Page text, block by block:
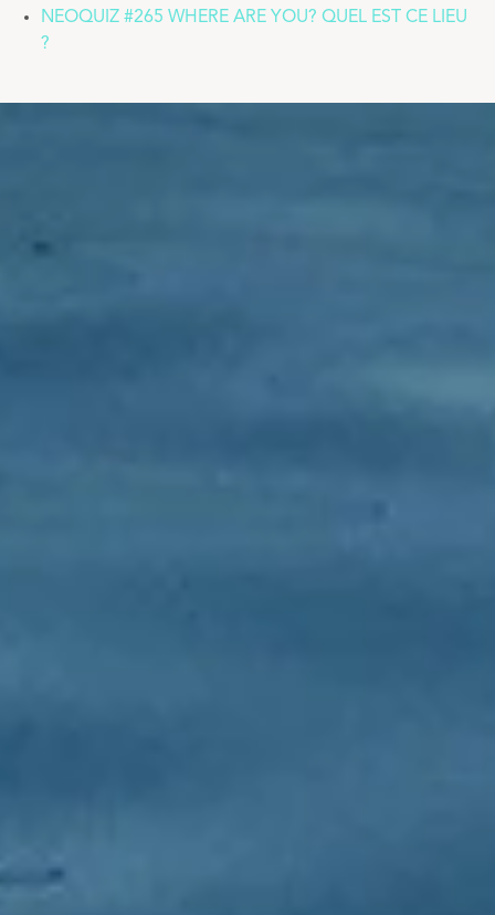
NEOQUIZ #265 WHERE ARE YOU? QUEL EST CE LIEU
?